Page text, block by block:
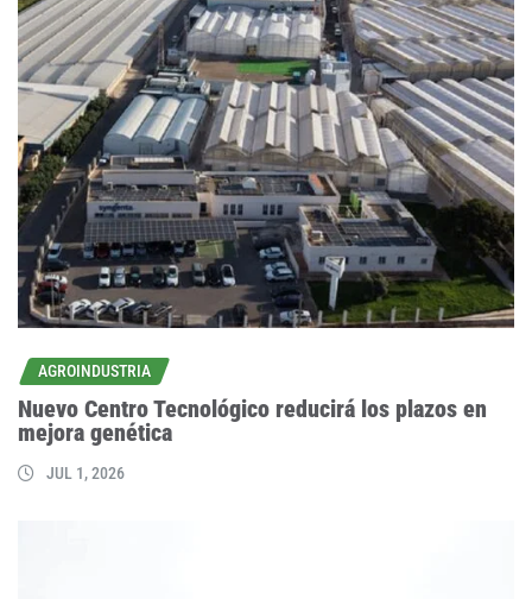
AGROINDUSTRIA
Nuevo Centro Tecnológico reducirá los plazos en
mejora genética
JUL 1, 2026